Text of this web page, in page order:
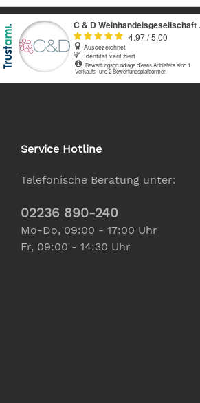
Service Hotline
Telefonische Beratung unter:
02236 890-240
Mo-Do, 09:00 - 17:00 Uhr
Fr, 09:00 - 14:30 Uhr